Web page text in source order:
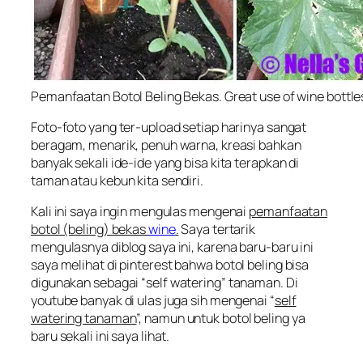
Pemanfaatan Botol Beling Bekas. Great use of wine
Foto-foto yang ter-upload setiap harinya sangat
beragam, menarik, penuh warna, kreasi bahkan
banyak sekali ide-ide yang bisa kita terapkan di
taman atau kebun kita sendiri.
Kali ini saya ingin mengulas mengenai pemanfaatan
botol (beling) bekaswine.Saya tertarik
mengulasnya diblog saya ini, karena baru-baru ini
saya melihat dipinterestbahwa botol beling bisa
digunakan sebagai “self watering” tanaman. Di
youtube banyak di ulas juga sih mengenai “self
watering tanaman”, namun untuk botol beling ya
baru sekali ini saya lihat.